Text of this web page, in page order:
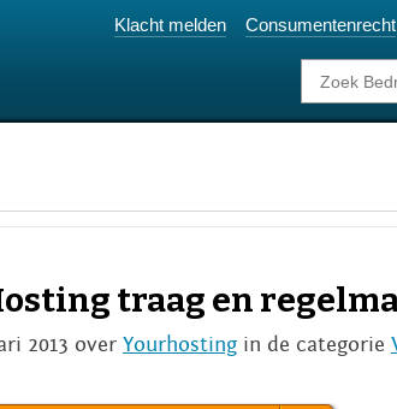
Klacht melden Consumentenrecht
traag en
2013 over Yourhosting in de categorie